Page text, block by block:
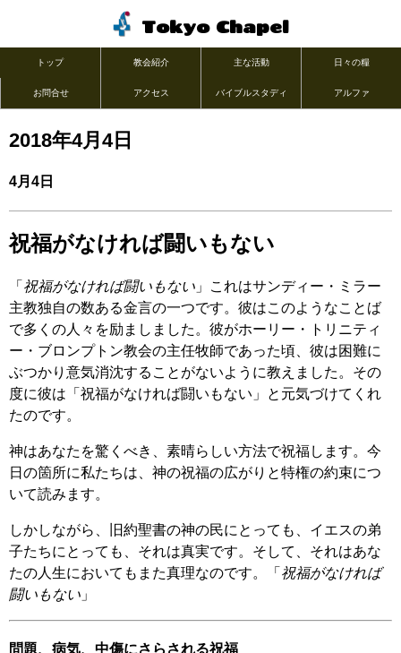
Tokyo Chapel
トップ 教会紹介 主な活動 日々の糧
お問合せ アクセス バイブルスタディ アルファ
2018年4月4日
4月4日
祝福がなければ闘いもない
「 祝福がなければ闘いもない 」これはサンディー・ミラー
主教独自の数ある金言の一つです。彼はこのようなことば
で多くの人々を励ましました。彼がホーリー・トリニティ
ー・ブロンプトン教会の主任牧師であった頃、彼は困難に
ぶつかり意気消沈することがないように教えました。その
度に彼は「祝福がなければ闘いもない」と元気づけてくれ
たのです。
神はあなたを驚くべき、素晴らしい方法で祝福します。今
日の箇所に私たちは、神の祝福の広がりと特権の約束につ
いて読みます。
しかしながら、旧約聖書の神の民にとっても、イエスの弟
子たちにとっても、それは真実です。そして、それはあな
たの人生においてもまた真理なのです。「 祝福がなければ
闘いもない 」
問題、病気、中傷にさらされる祝福